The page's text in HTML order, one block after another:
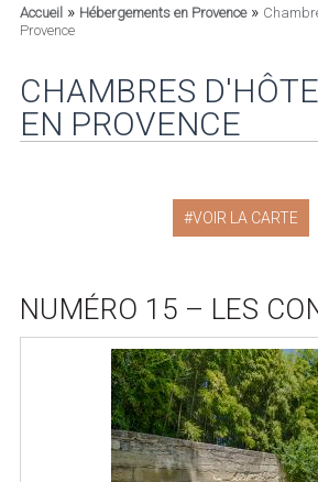
Accueil» Hébergements en Provence»
Provence
CHAMBRES
EN PROVENCE
VOIR LA CARTE
NUMÉRO 15 – LES